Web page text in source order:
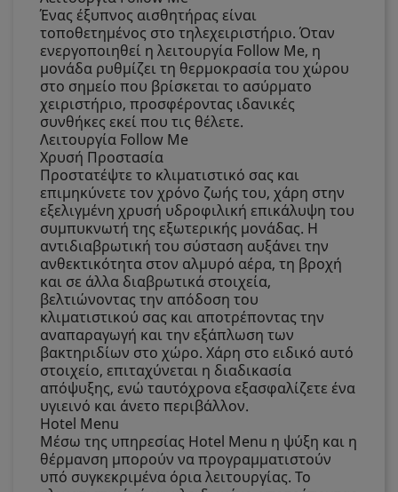
Ένας έξυπνος αισθητήρας είναι
τοποθετημένος στο τηλεχειριστήριο. Όταν
ενεργοποιηθεί η λειτουργία Follow Me, η
μονάδα ρυθμίζει τη θερμοκρασία του χώρου
στο σημείο που βρίσκεται το ασύρματο
χειριστήριο, προσφέροντας ιδανικές
συνθήκες εκεί που τις θέλετε.
Λειτουργία Follow Me
Χρυσή Προστασία
Προστατέψτε το κλιματιστικό σας και
επιμηκύνετε τον χρόνο ζωής του, χάρη στην
εξελιγμένη χρυσή υδροφιλική επικάλυψη του
συμπυκνωτή της εξωτερικής μονάδας. Η
αντιδιαβρωτική του σύσταση αυξάνει την
ανθεκτικότητα στον αλμυρό αέρα, τη βροχή
και σε άλλα διαβρωτικά στοιχεία,
βελτιώνοντας την απόδοση του
κλιματιστικού σας και αποτρέποντας την
αναπαραγωγή και την εξάπλωση των
βακτηριδίων στο χώρο. Χάρη στο ειδικό αυτό
στοιχείο, επιταχύνεται η διαδικασία
απόψυξης, ενώ ταυτόχρονα εξασφαλίζετε ένα
υγιεινό και άνετο περιβάλλον.
Hotel Menu
Μέσω της υπηρεσίας Hotel Menu η ψύξη και η
θέρμανση μπορούν να προγραμματιστούν
υπό συγκεκριμένα όρια λειτουργίας. Το